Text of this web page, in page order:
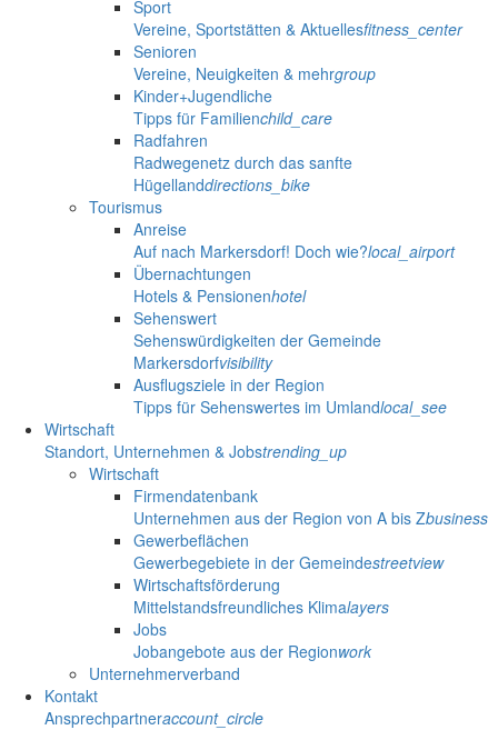
Sport
Vereine, Sportstätten & Aktuellesfitness_center
Senioren
Vereine, Neuigkeiten & mehrgroup
Kinder+Jugendliche
Tipps für Familienchild_care
Radfahren
Radwegenetz durch das sanfte
Hügellanddirections_bike
Tourismus
Anreise
Auf nach Markersdorf! Doch wie?local_airport
Übernachtungen
Hotels & Pensionenhotel
Sehenswert
Sehenswürdigkeiten der Gemeinde
Markersdorfvisibility
Ausflugsziele in der Region
Tipps für Sehenswertes im Umlandlocal_see
Wirtschaft
Standort, Unternehmen & Jobstrending_up
Wirtschaft
Firmendatenbank
Unternehmen aus der Region von A bis Zbusiness
Gewerbeflächen
Gewerbegebiete in der Gemeindestreetview
Wirtschaftsförderung
Mittelstandsfreundliches Klimalayers
Jobs
Jobangebote aus der Regionwork
Unternehmerverband
Kontakt
Ansprechpartneraccount_circle